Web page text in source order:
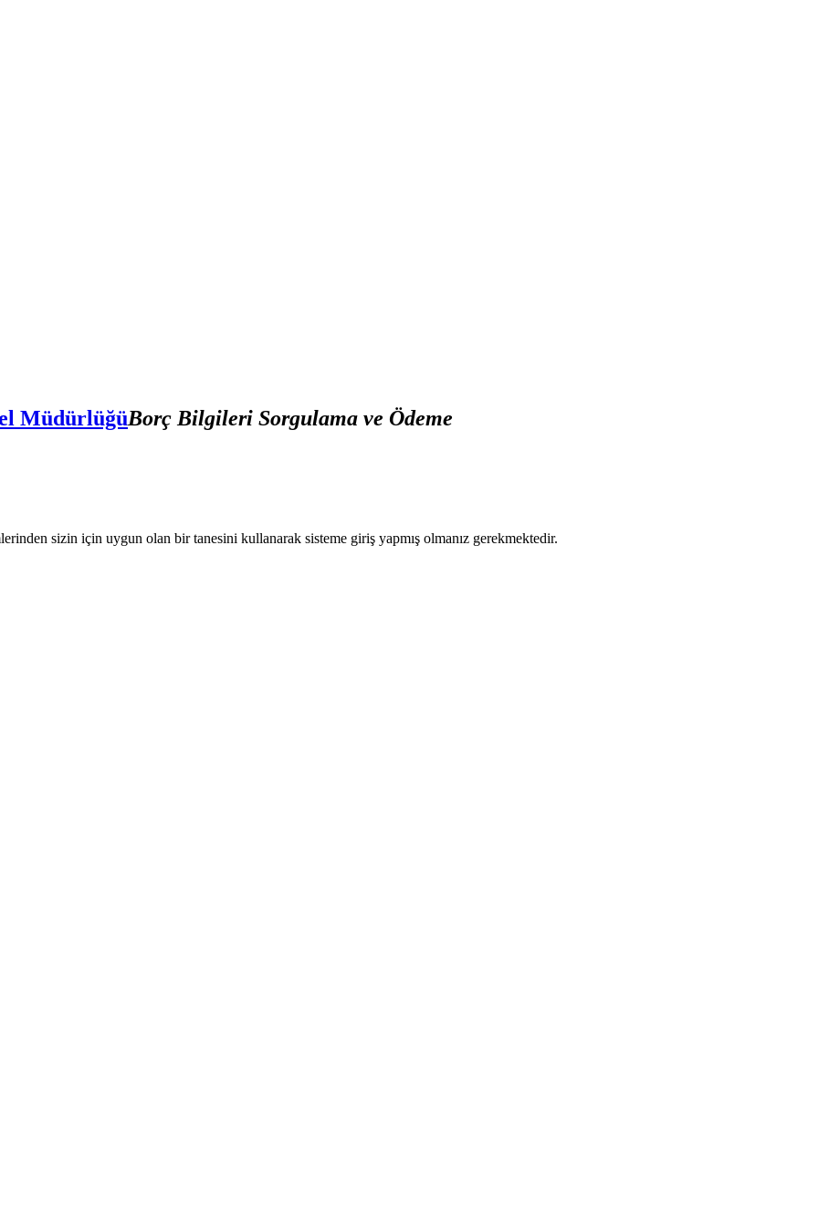
MüdürlüğüBorç Bilgileri Sorgulama ve Ödeme
sizin için uygun olan bir tanesini kullanarak sisteme giriş yapmış olmanız gerekmektedir.